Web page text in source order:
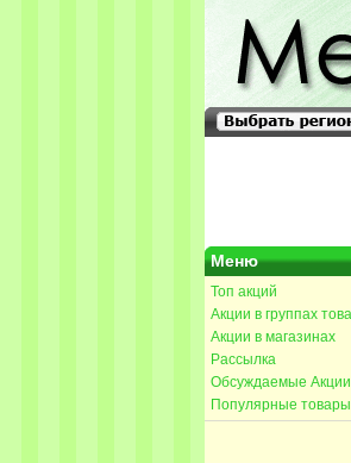
Меню
Топ акций
Акции в группах
Акции в магазинах
Рассылка
Обсуждаемые Акции
Популярные товары